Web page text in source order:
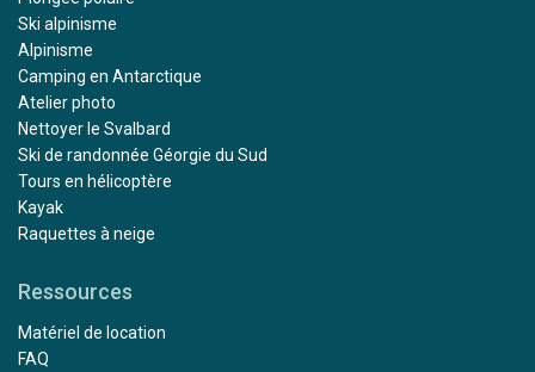
Ski alpinisme
Alpinisme
Camping en Antarctique
Atelier photo
Nettoyer le Svalbard
Ski de randonnée Géorgie du Sud
Tours en hélicoptère
Kayak
Raquettes à neige
Ressources
Matériel de location
FAQ